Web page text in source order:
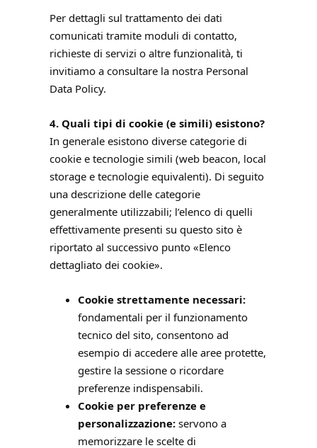
Per dettagli sul trattamento dei dati
comunicati tramite moduli di contatto,
richieste di servizi o altre funzionalità, ti
invitiamo a consultare la nostra Personal
Data Policy.
4. Quali tipi di cookie (e simili) esistono?
In generale esistono diverse categorie di
cookie e tecnologie simili (web beacon, local
storage e tecnologie equivalenti). Di seguito
una descrizione delle categorie
generalmente utilizzabili; l’elenco di quelli
effettivamente presenti su questo sito è
riportato al successivo punto «Elenco
dettagliato dei cookie».
Cookie strettamente necessari:
fondamentali per il funzionamento
tecnico del sito, consentono ad
esempio di accedere alle aree protette,
gestire la sessione o ricordare
preferenze indispensabili.
Cookie per preferenze e
personalizzazione: servono a
memorizzare le scelte di